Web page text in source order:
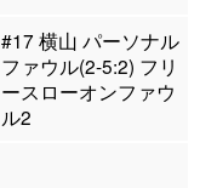
#17 横山 パーソナル
ファウル(2-5:2) フリ
ースローオンファウ
ル2